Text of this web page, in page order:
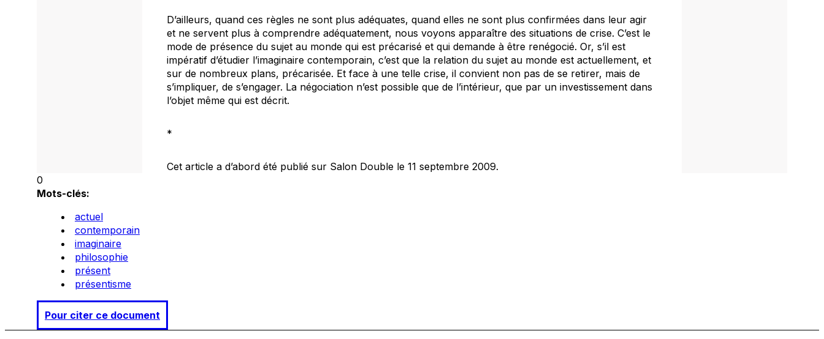
D’ailleurs, quand ces règles ne sont plus adéquates, quand elles ne sont plus confirmées dans leur agir
et ne servent plus à comprendre adéquatement, nous voyons apparaître des situations de crise. C’est le
mode de présence du sujet au monde qui est précarisé et qui demande à être renégocié. Or, s’il est
impératif d’étudier l’imaginaire contemporain, c’est que la relation du sujet au monde est actuellement, et
sur de nombreux plans, précarisée. Et face à une telle crise, il convient non pas de se retirer, mais de
s’impliquer, de s’engager. La négociation n’est possible que de l’intérieur, que par un investissement dans
l’objet même qui est décrit.
*
Cet article a d’abord été publié sur Salon Double le 11 septembre 2009.
0
Mots-clés:
actuel
contemporain
imaginaire
philosophie
présent
présentisme
Pour citer ce document